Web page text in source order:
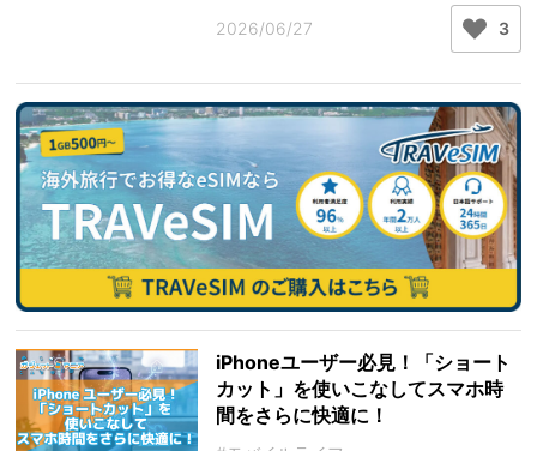
2026/06/27 3
iPhoneユーザー必見！「ショート
カット」を使いこなしてスマホ時
間をさらに快適に！